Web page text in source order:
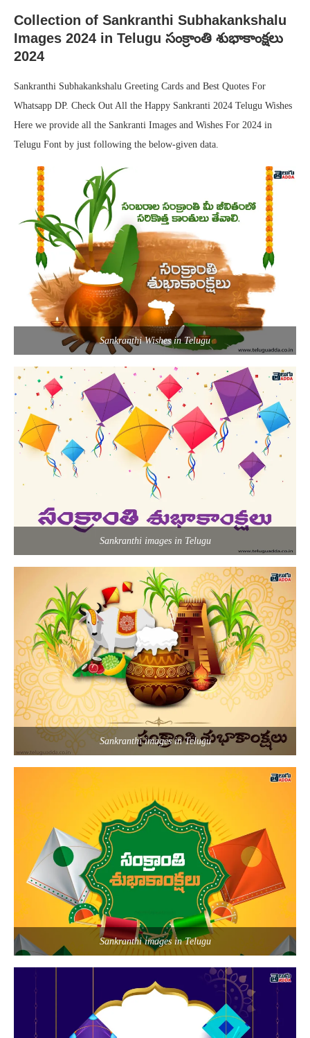
Collection of Sankranthi Subhakankshalu
Images 2024 in Telugu సంక్రాంతి శుభాకాంక్షలు
2024
Sankranthi Subhakankshalu Greeting Cards and Best Quotes For
Whatsapp DP. Check Out All the Happy Sankranti 2024 Telugu Wishes
Here we provide all the Sankranti Images and Wishes For 2024 in
Telugu Font by just following the below-given data.
Sankranthi Wishes in Telugu
Sankranthi images in Telugu
Sankranthi images in Telugu
Sankranthi images in Telugu